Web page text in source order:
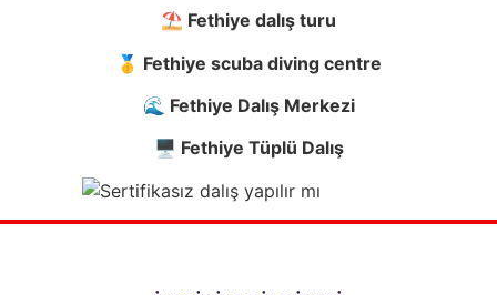
⛱️ Fethiye dalış turu
🥇 Fethiye scuba diving centre
🌊 Fethiye DalışMerkezi
🖥️ Fethiye Tüplü Dalış